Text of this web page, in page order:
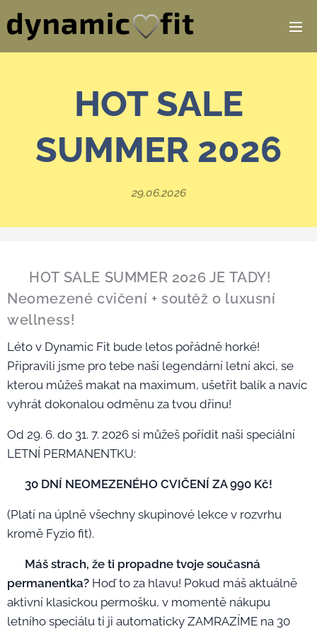
HOT SALE
SUMMER 2026
29.06.2026
🔥 HOT SALE SUMMER 2026 JE TADY!
Neomezené cvičení + soutěž o luxusní
wellness! 🏖️
Léto v Dynamic Fit bude letos pořádně horké!
Připravili jsme pro tebe naši legendární letní akci, se
kterou můžeš makat na maximum, ušetřit balík a navíc
vyhrát dokonalou odměnu za tvou dřinu!
Od 29. 6. do 31. 7. 2026 si můžeš pořídit naši speciální
LETNÍ PERMANENTKU:
30 DNÍ NEOMEZENÉHO CVIČENÍ ZA 990 Kč!
(Platí na úplně všechny skupinové lekce v rozvrhu
kromě Fyzio fit).
Máš strach, že ti propadne tvoje současná
permanentka? Hoď to za hlavu! Pokud máš aktuálně
aktivní klasickou permošku, v momentě nákupu
letního speciálu ti ji automaticky ZAMRAZÍME na 30